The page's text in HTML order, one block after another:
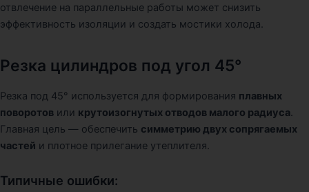
отвлечение на параллельные работы может снизить
эффективность изоляции и создать мостики холода.
Резка цилиндров под угол 45°
Резка под 45° используется для формирования плавных
поворотов или крутоизогнутых отводов малого радиуса.
Главная цель — обеспечить симметрию двух сопрягаемых
частей и плотное прилегание утеплителя.
Типичные ошибки: